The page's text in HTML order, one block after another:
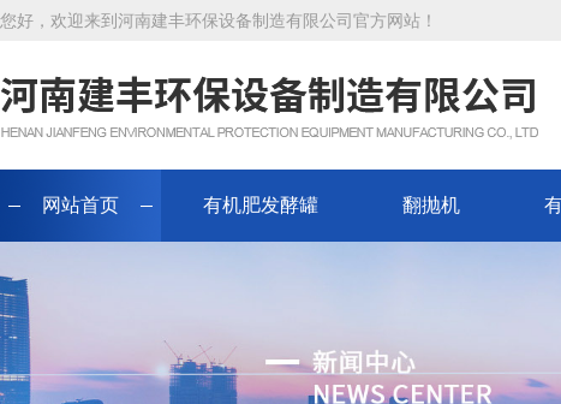
您好，欢迎来到河南建丰环保设备制造有限公司官方网站！
网站首页 有机肥发酵罐 翻抛机